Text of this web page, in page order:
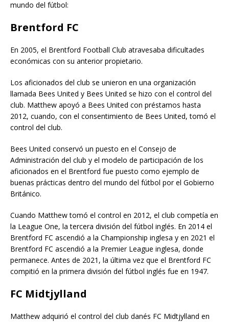
mundo del fútbol:
Brentford FC
En 2005, el Brentford Football Club atravesaba dificultades
económicas con su anterior propietario.
Los aficionados del club se unieron en una organización
llamada Bees United y Bees United se hizo con el control del
club. Matthew apoyó a Bees United con préstamos hasta
2012, cuando, con el consentimiento de Bees United, tomó el
control del club.
Bees United conservó un puesto en el Consejo de
Administración del club y el modelo de participación de los
aficionados en el Brentford fue puesto como ejemplo de
buenas prácticas dentro del mundo del fútbol por el Gobierno
Británico.
Cuando Matthew tomó el control en 2012, el club competía en
la League One, la tercera división del fútbol inglés. En 2014 el
Brentford FC ascendió a la Championship inglesa y en 2021 el
Brentford FC ascendió a la Premier League inglesa, donde
permanece. Antes de 2021, la última vez que el Brentford FC
compitió en la primera división del fútbol inglés fue en 1947.
FC Midtjylland
Matthew adquirió el control del club danés FC Midtjylland en